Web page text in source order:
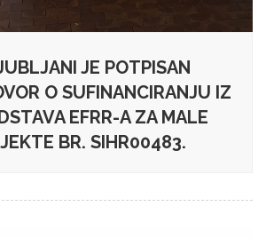
JE POTPISAN
O SUFINANCIRANJU IZ
EFRR-A ZA MALE
BR. SIHR00483.